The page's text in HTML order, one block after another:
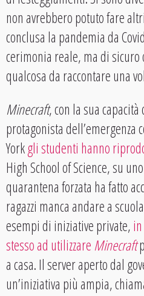
non avrebbero potuto fare
conclusa la pandemia da
cerimonia reale, ma di
qualcosa da raccontare una
Minecraft, con la sua
protagonista dell’emergenza
Yorkgli studenti hanno
High School of Science, su
quarantena forzata ha fatto
ragazzi manca andare a
esempi di iniziative private,
stesso ad utilizzare Minecraft
a casa. Il server aperto dal
un’iniziativa più ampia,